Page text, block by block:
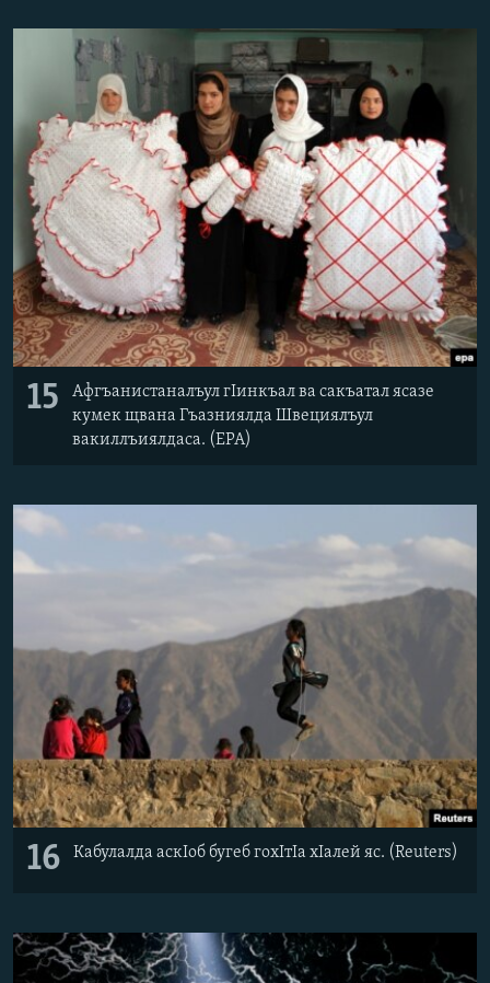
15
Афгъанистаналъул гIинкъал ва сакъатал ясазе
кумек щвана Гъазниялда Швециялъул
вакиллъиялдаса. (EPA)
16 Кабулалда аскIоб бугеб гохIтIа хIалей яс. (Reuters)